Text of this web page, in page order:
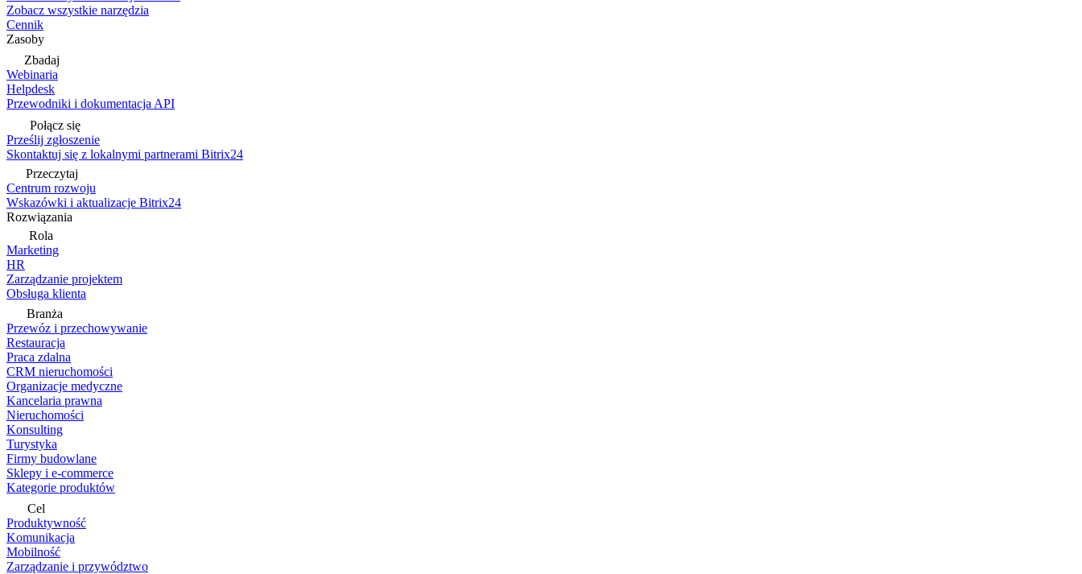
Zobacz wszystkie narzędzia
Cennik
Zasoby
Zbadaj
Webinaria
Helpdesk
Przewodniki i dokumentacja API
Połącz się
Prześlij zgłoszenie
Skontaktuj się z lokalnymi partnerami Bitrix24
Przeczytaj
Centrum rozwoju
Wskazówki i aktualizacje Bitrix24
Rozwiązania
Rola
Marketing
HR
Zarządzanie projektem
Obsługa klienta
Branża
Przewóz i przechowywanie
Restauracja
Praca zdalna
CRM nieruchomości
Organizacje medyczne
Kancelaria prawna
Nieruchomości
Konsulting
Turystyka
Firmy budowlane
Sklepy i e-commerce
Kategorie produktów
Cel
Produktywność
Komunikacja
Mobilność
Zarządzanie i przywództwo